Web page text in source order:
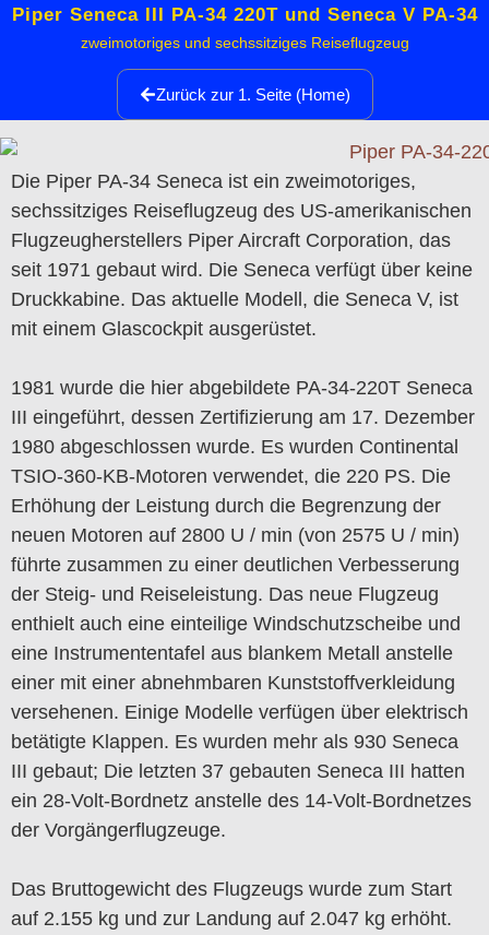
Piper Seneca III PA-34 220T und Seneca V PA-34
zweimotoriges und sechssitziges Reiseflugzeug
Zurück zur 1. Seite (Home)
Die Piper PA-34 Seneca ist ein zweimotoriges,
sechssitziges Reiseflugzeug des US-amerikanischen
Flugzeugherstellers Piper Aircraft Corporation, das
seit 1971 gebaut wird. Die Seneca verfügt über keine
Druckkabine. Das aktuelle Modell, die Seneca V, ist
mit einem Glascockpit ausgerüstet.
1981 wurde die hier abgebildete PA-34-220T Seneca
III eingeführt, dessen Zertifizierung am 17. Dezember
1980 abgeschlossen wurde. Es wurden Continental
TSIO-360-KB-Motoren verwendet, die 220 PS. Die
Erhöhung der Leistung durch die Begrenzung der
neuen Motoren auf 2800 U / min (von 2575 U / min)
führte zusammen zu einer deutlichen Verbesserung
der Steig- und Reiseleistung. Das neue Flugzeug
enthielt auch eine einteilige Windschutzscheibe und
eine Instrumententafel aus blankem Metall anstelle
einer mit einer abnehmbaren Kunststoffverkleidung
versehenen. Einige Modelle verfügen über elektrisch
betätigte Klappen. Es wurden mehr als 930 Seneca
III gebaut; Die letzten 37 gebauten Seneca III hatten
ein 28-Volt-Bordnetz anstelle des 14-Volt-Bordnetzes
der Vorgängerflugzeuge.
Das Bruttogewicht des Flugzeugs wurde zum Start
auf 2.155 kg und zur Landung auf 2.047 kg erhöht.